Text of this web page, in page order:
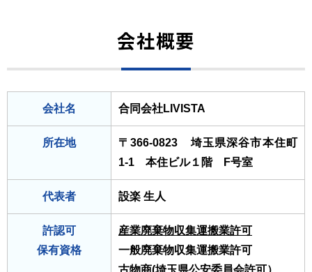
会社概要
会社名 合同会社LIVISTA
所在地
〒366-0823 埼玉県深谷市本住町
1-1 本住ビル１階 F号室
代表者 設楽 生人
許認可
保有資格
産業廃棄物収集運搬業許可
一般廃棄物収集運搬業許可
古物商(埼玉県公安委員会許可）